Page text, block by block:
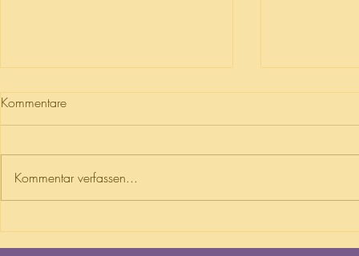
Insekten in jedem Garten
Kommentare
Kommentar verfassen...